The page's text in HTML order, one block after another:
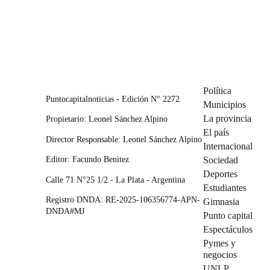
Puntocapitalnoticias - Edición N° 2272
Propietario: Leonel Sánchez Alpino
Director Responsable: Leonel Sánchez Alpino
Editor: Facundo Benitez
Calle 71 N°25 1/2 - La Plata - Argentina
Registro DNDA: RE-2025-106356774-APN-
DNDA#MJ
Política
Municipios
La provincia
El país
Internacional
Sociedad
Deportes
Estudiantes
Gimnasia
Punto capital
Espectáculos
Pymes y
negocios